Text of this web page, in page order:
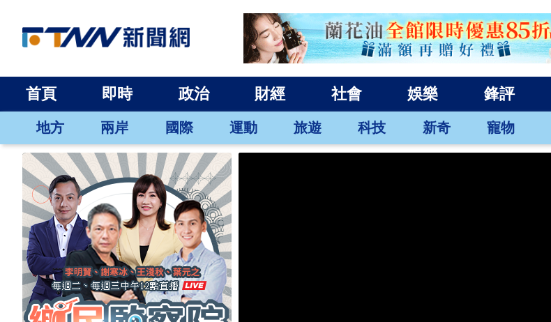
首頁 即時 政治 財經 社會 娛樂 鋒評
地方 兩岸 國際 運動 旅遊 科技 新奇 寵物